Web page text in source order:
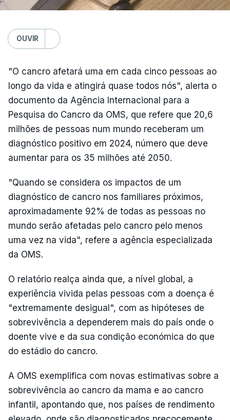
OUVIR
"O cancro afetará uma em cada cinco pessoas ao
longo da vida e atingirá quase todos nós", alerta o
documento da Agência Internacional para a
Pesquisa do Cancro da OMS, que refere que 20,6
milhões de pessoas num mundo receberam um
diagnóstico positivo em 2024, número que deve
aumentar para os 35 milhões até 2050.
"Quando se considera os impactos de um
diagnóstico de cancro nos familiares próximos,
aproximadamente 92% de todas as pessoas no
mundo serão afetadas pelo cancro pelo menos
uma vez na vida", refere a agência especializada
da OMS.
O relatório realça ainda que, a nível global, a
experiência vivida pelas pessoas com a doença é
"extremamente desigual", com as hipóteses de
sobrevivência a dependerem mais do país onde o
doente vive e da sua condição económica do que
do estádio do cancro.
A OMS exemplifica com novas estimativas sobre a
sobrevivência ao cancro da mama e ao cancro
infantil, apontando que, nos países de rendimento